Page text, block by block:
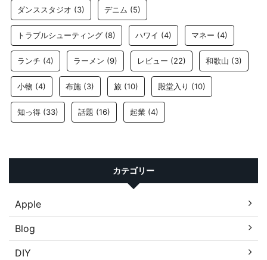
ダンススタジオ (3) デニム (5)
トラブルシューティング (8) ハワイ (4) マネー (4)
ランチ (4) ラーメン (9) レビュー (22) 和歌山 (3)
小物 (4) 布施 (3) 旅 (10) 殿堂入り (10)
知っ得 (33) 話題 (16) 起業 (4)
カテゴリー
Apple
Blog
DIY